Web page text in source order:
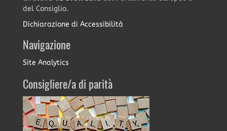
del Consiglio.
Dichiarazione di Accessibilità
Navigazione
Site Analytics
Consigliere/a di parità